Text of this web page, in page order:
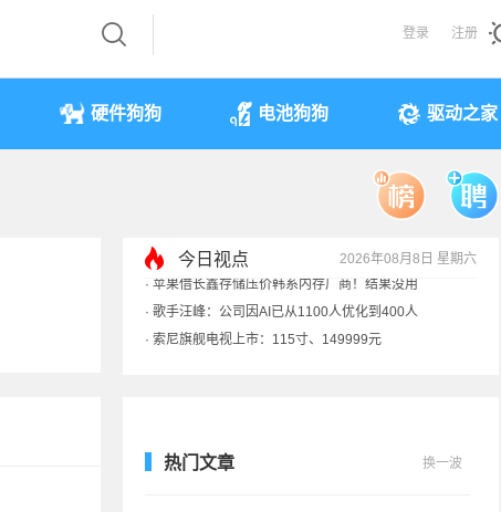
登录 注册
硬件狗狗 电池狗狗 驱动之家
今日视点 2026年08月8日 星期六
索尼旗舰电视上市：115寸、149999元
SpaceX火箭残骸7倍音速撞月球 对比图像公布
苹果借长鑫存储压价韩系内存厂商！结果没用
热门文章 换一波